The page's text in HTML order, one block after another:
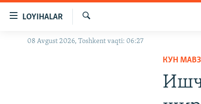
Бош
LOYIHALAR
OZODLIK SURISHTIRUVLARI
Излаш
08 Avgust 2026, Toshkent vaqti: 06:27
КУН